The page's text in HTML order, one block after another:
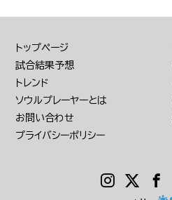
トップページ
試合結果予想
トレンド
ソウルプレーヤーとは
お問い合わせ
プライバシーポリシー